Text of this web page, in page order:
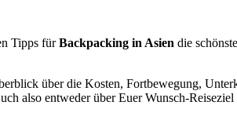
Tipps fürBackpacking in Asien die
über die Kosten, Fortbewegung,
also entweder über Euer Wunsch-